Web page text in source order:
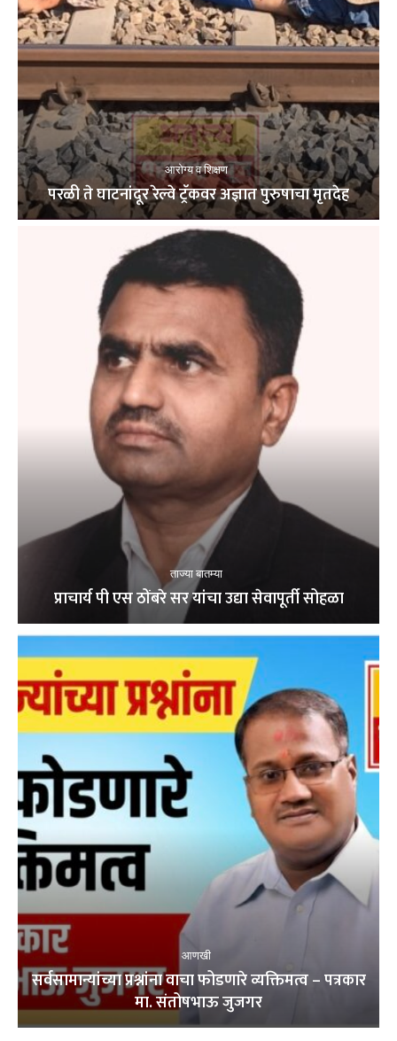
आरोग्य व शिक्षण
परळी ते घाटनांदूर रेल्वे ट्रॅकवर अज्ञात पुरुषाचा मृतदेह
ताज्या बातम्या
प्राचार्य पी एस ठोंबरे सर यांचा उद्या सेवापूर्ती सोहळा
आणखी
सर्वसामान्यांच्या प्रश्नांना वाचा फोडणारे व्यक्तिमत्व – पत्रकार
मा. संतोषभाऊ जुजगर